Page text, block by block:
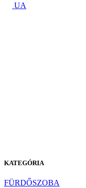
UA
KATEGÓRIA
FÜRDŐSZOBA